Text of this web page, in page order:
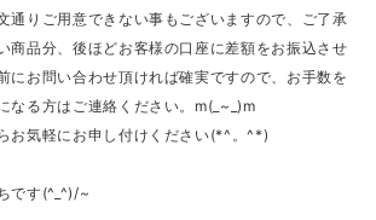
通りご用意できない事もございますので、ご了承
商品分、後ほどお客様の口座に差額をお振込させ
にお問い合わせ頂ければ確実ですので、お手数を
なる方はご連絡ください。m(_~_)m
お気軽にお申し付けください(*^。^*)
です(^_^)/~